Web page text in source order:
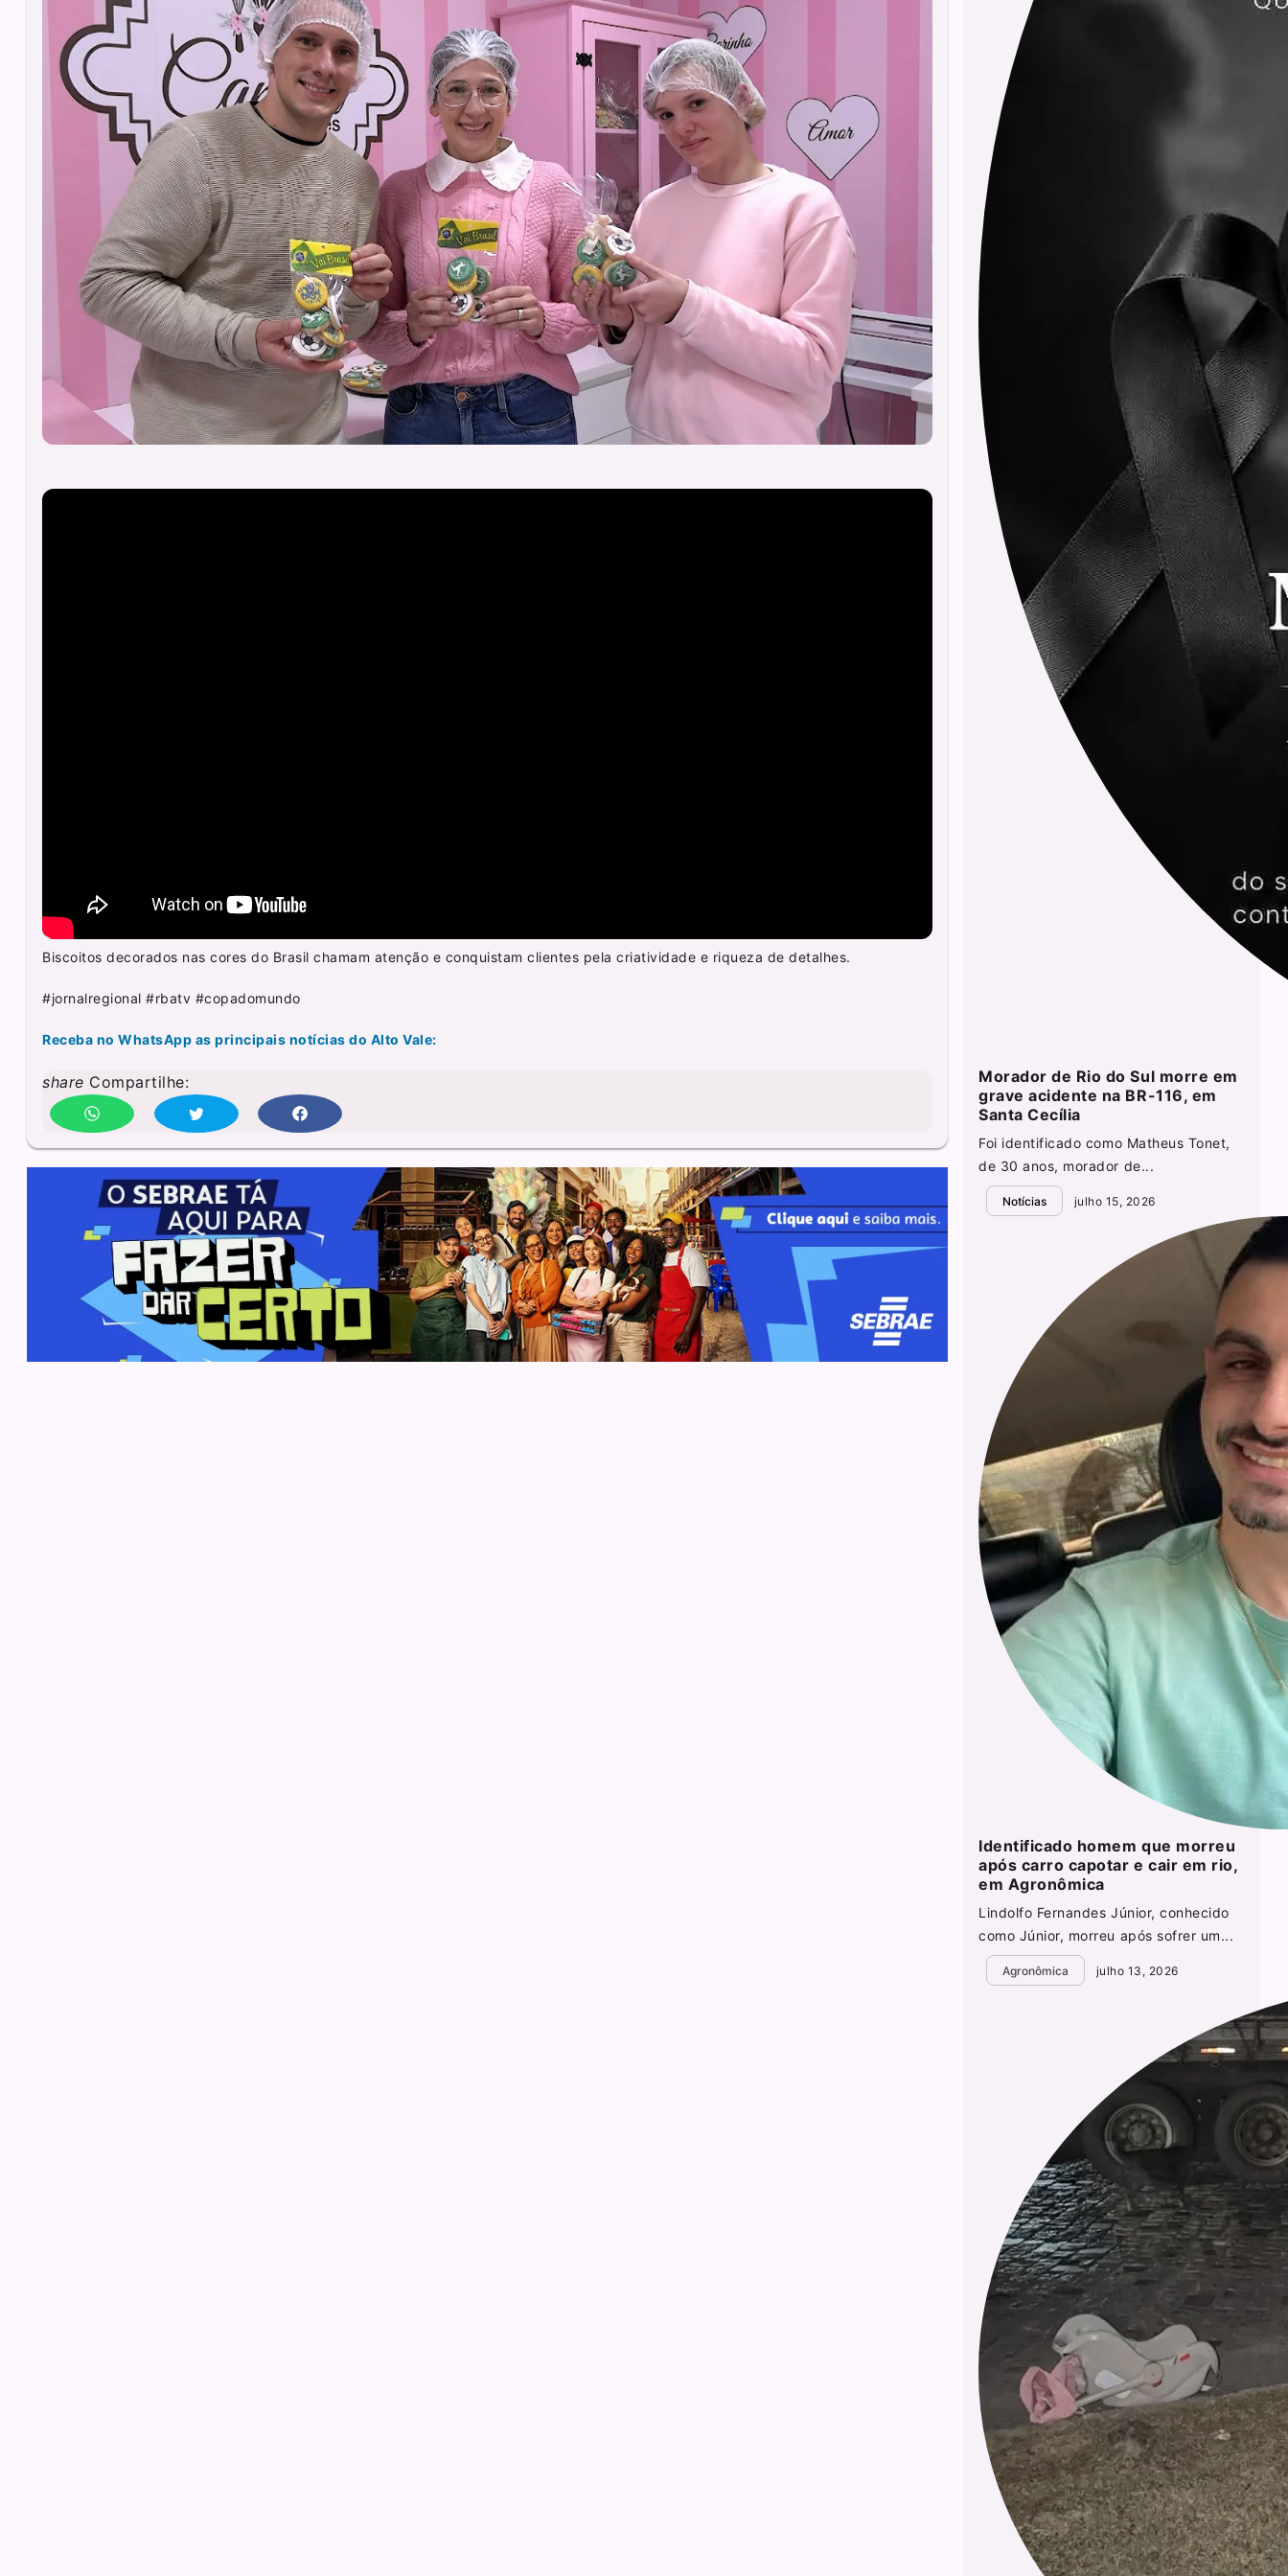
Biscoitos decorados nas cores do Brasil chamam atenção e conquistam clientes pela criatividade e riqueza de detalhes.
#jornalregional #rbatv #copadomundo
Receba no WhatsApp as principais notícias do Alto Vale:
share Compartilhe:
Morador de Rio do Sul morre em
grave acidente na BR-116, em
Santa Cecília
Foi identificado como Matheus Tonet,
de 30 anos, morador de...
Notícias julho 15, 2026
Identificado homem que morreu
após carro capotar e cair em rio,
em Agronômica
Lindolfo Fernandes Júnior, conhecido
como Júnior, morreu após sofrer um...
Agronômica julho 13, 2026